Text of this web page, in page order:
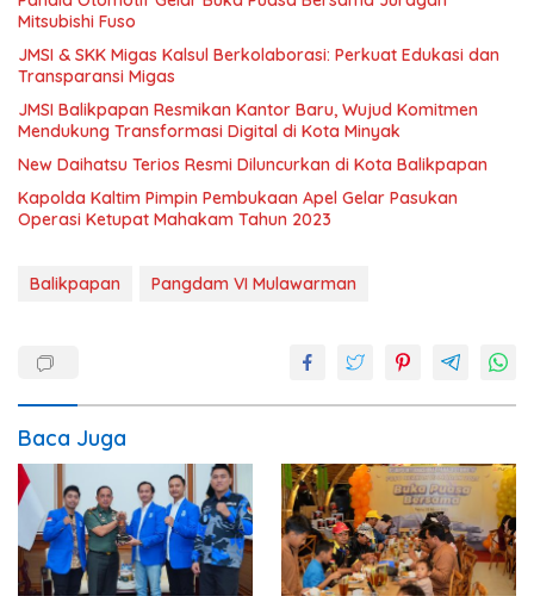
Mitsubishi Fuso
JMSI & SKK Migas Kalsul Berkolaborasi: Perkuat Edukasi dan
Transparansi Migas
JMSI Balikpapan Resmikan Kantor Baru, Wujud Komitmen
Mendukung Transformasi Digital di Kota Minyak
New Daihatsu Terios Resmi Diluncurkan di Kota Balikpapan
Kapolda Kaltim Pimpin Pembukaan Apel Gelar Pasukan
Operasi Ketupat Mahakam Tahun 2023
Balikpapan Pangdam VI Mulawarman
Baca Juga